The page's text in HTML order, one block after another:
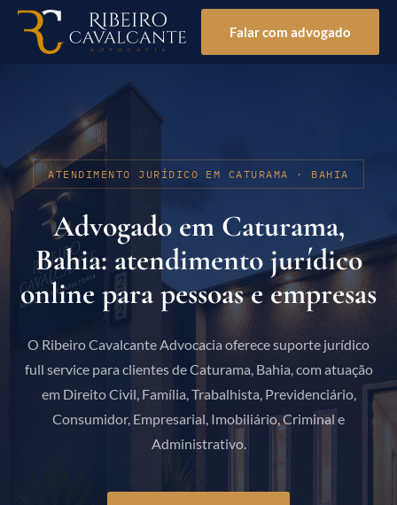
Falar com advogado
ATENDIMENTO JURÍDICO EM CATURAMA · BAHIA
Advogado em Caturama,
Bahia: atendimento jurídico
online para pessoas e empresas
O Ribeiro Cavalcante Advocacia oferece suporte jurídico
full service para clientes de Caturama, Bahia, com atuação
em Direito Civil, Família, Trabalhista, Previdenciário,
Consumidor, Empresarial, Imobiliário, Criminal e
Administrativo.